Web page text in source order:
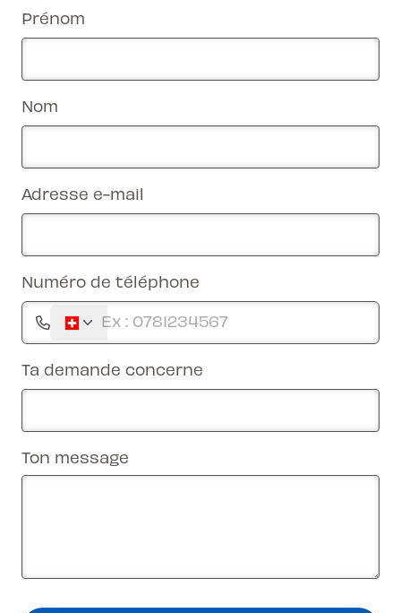
Prénom
Nom
Adresse e-mail
Numéro de téléphone
Ta demande concerne
Ton message